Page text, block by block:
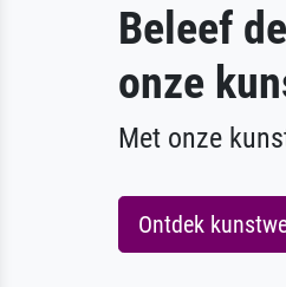
Beleef
onze
Met onze
Ontdek